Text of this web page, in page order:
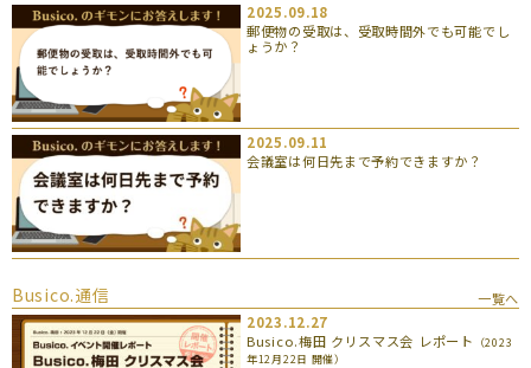
2025.09.18
郵便物の受取は、受取時間外でも可能でし
ょうか？
2025.09.11
会議室は何日先まで予約できますか？
Busico.通信
一覧へ
2023.12.27
Busico.梅田 クリスマス会 レポート
（2023
年12月22日 開催）